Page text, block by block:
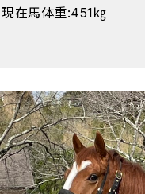
現在馬体重:451㎏